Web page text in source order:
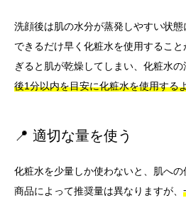
洗顔後は肌の水分が蒸発しやすい状
できるだけ早く化粧水を使用するこ
ぎると肌が乾燥してしまい、化粧水の
後1分以内を目安に化粧水を使用する
📍 適切な量を使う
化粧水を少量しか使わないと、肌への
商品によって推奨量は異なりますが、